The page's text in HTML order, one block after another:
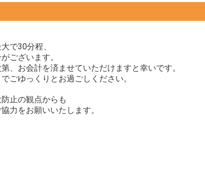
で30分程、
ございます。
、お会計を済ませていただけますと幸いです。
ごゆっくりとお過ごしください。
止の観点からも
力をお願いいたします。